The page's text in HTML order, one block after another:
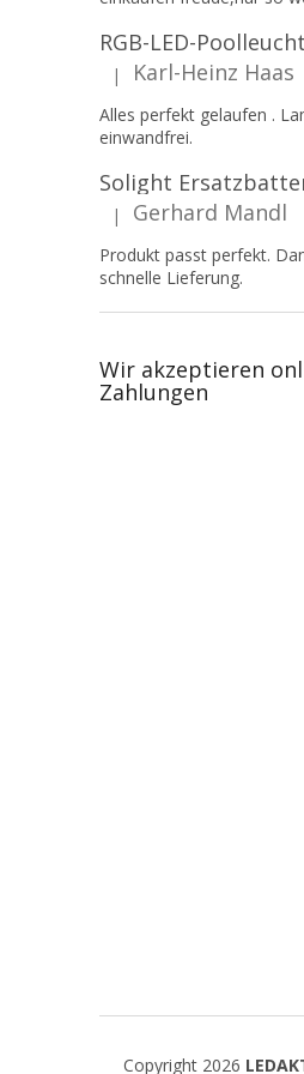
Die Produktbewertung
| Karl-Heinz Haas
Alles perfekt gelaufen .
einwandfrei.
Die Produktbewertung
| Gerhard Mandl
Produkt passt perfekt.
schnelle Lieferung.
Wir akzeptieren
Zahlungen
Copyright 2026